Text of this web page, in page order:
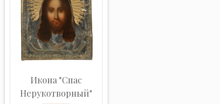
Икона "Спас
Нерукотворный"